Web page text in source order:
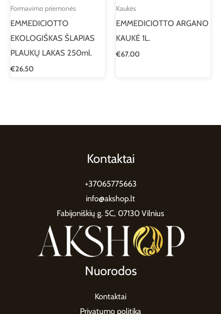
Formavimo priemonės
EMMEDICIOTTO
EKOLOGIŠKAS ŠLAPIAS
PLAUKŲ LAKAS 250ml.
€26.50
Kaukės
EMMEDICIOTTO ARGANO
KAUKĖ 1L.
€67.00
Kontaktai
+37065775663
info@akshop.lt
Fabijoniškių g. 5C, 07130 Vilnius
Nuorodos
Kontaktai
Privatumo politika